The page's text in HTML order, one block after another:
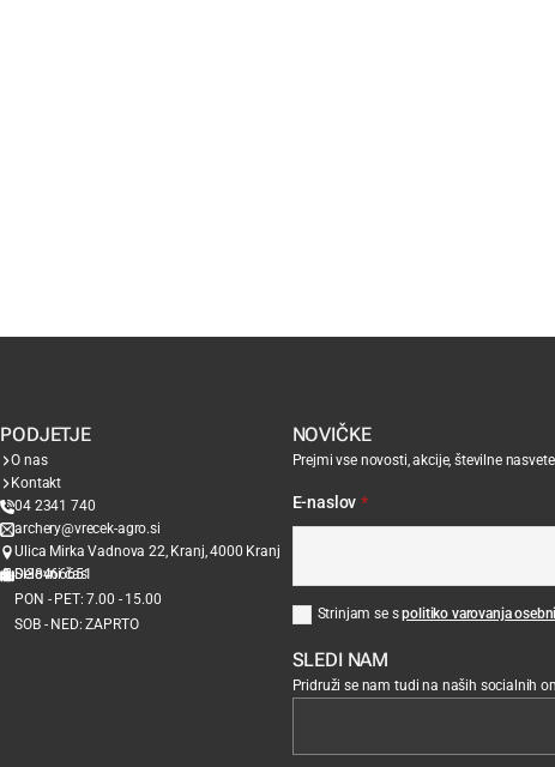
PODJETJE
O nas
Kontakt
04 2341 740
archery@vrecek-agro.si
Ulica Mirka Vadnova 22, Kranj, 4000 Kranj
SI38466651
Delovni čas
PON - PET: 7.00 - 15.00
SOB - NED: ZAPRTO
NOVIČKE
Prejmi vse novosti, akcije, številne
E-naslov *
Strinjam se spolitiko varovanja
SLEDI NAM
Pridruži se nam tudi na naših socialnih